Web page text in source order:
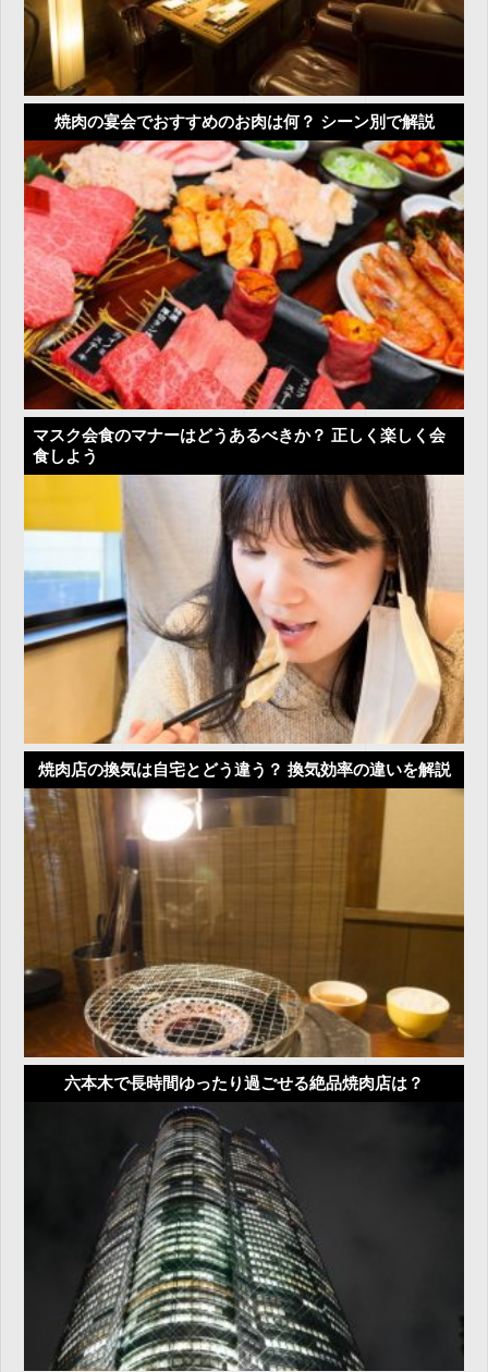
焼肉の宴会でおすすめのお肉は何？ シーン別で解説
マスク会食のマナーはどうあるべきか？ 正しく楽しく会
食しよう
焼肉店の換気は自宅とどう違う？ 換気効率の違いを解説
六本木で長時間ゆったり過ごせる絶品焼肉店は？